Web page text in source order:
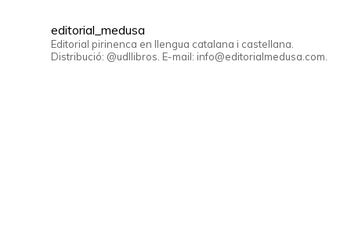
editorial_medusa
Editorial pirinenca en llengua catalana i castellana.
Distribució: @udllibros. E-mail: info@editorialmedusa.com.